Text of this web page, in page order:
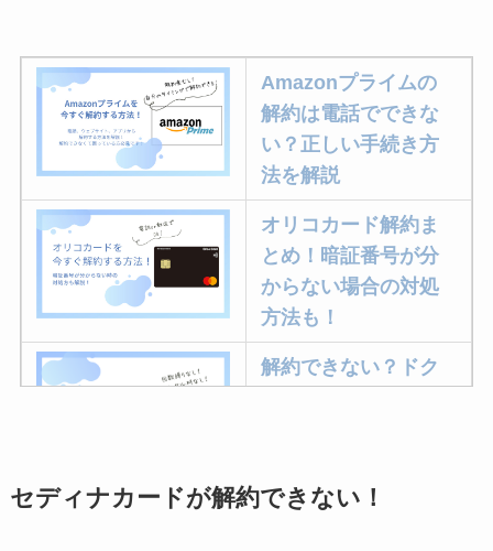
Amazonプライムの
解約は電話でできな
い？正しい手続き方
法を解説
オリコカード解約ま
とめ！暗証番号が分
からない場合の対処
方法も！
解約できない？ドク
ミュゼプラチナムの
セディナカードが解約できない！